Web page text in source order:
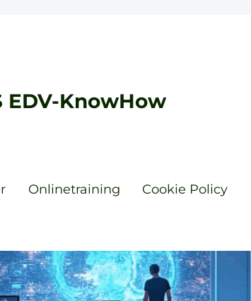
EDV-KnowHow
Onlinetraining Cookie Policy